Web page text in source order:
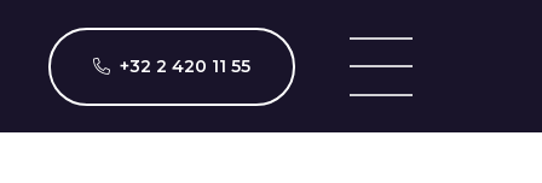
+32 2 420 11 55